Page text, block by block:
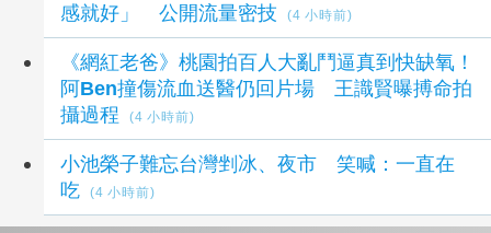
感就好」 公開流量密技
(4 小時前)
《網紅老爸》桃園拍百人大亂鬥逼真到快缺氧！
阿Ben撞傷流血送醫仍回片場 王識賢曝搏命拍
攝過程
(4 小時前)
小池榮子難忘台灣剉冰、夜市 笑喊：一直在
吃
(4 小時前)